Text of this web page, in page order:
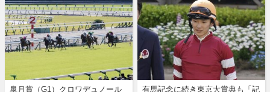
皐月賞（G1）クロワデュノール 有馬記念に続き東京大賞典も「記